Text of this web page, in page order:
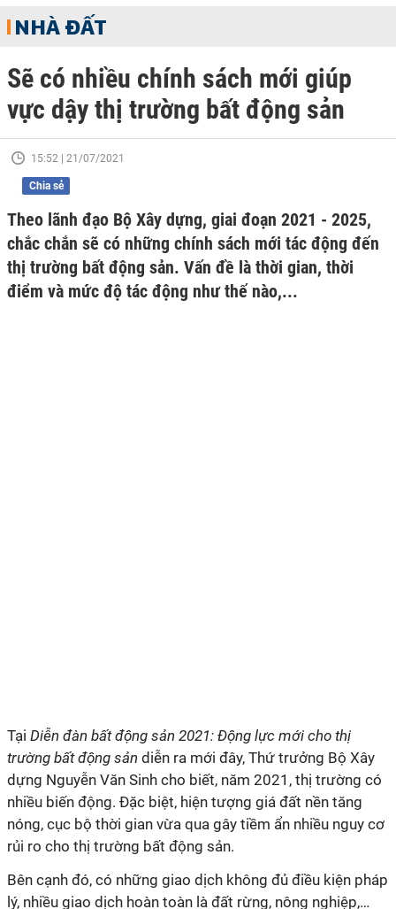
NHÀ ĐẤT
Sẽ có nhiều chính sách mới giúp
vực dậy thị trường bất động sản
15:52 | 21/07/2021
Chia sẻ
Theo lãnh đạo Bộ Xây dựng, giai đoạn 2021 - 2025,
chắc chắn sẽ có những chính sách mới tác động đến
thị trường bất động sản. Vấn đề là thời gian, thời
điểm và mức độ tác động như thế nào,...
Tại Diễn đàn bất động sản 2021: Động lực mới cho thị
trường bất động sản diễn ra mới đây, Thứ trưởng Bộ Xây
dựng Nguyễn Văn Sinh cho biết, năm 2021, thị trường có
nhiều biến động. Đặc biệt, hiện tượng giá đất nền tăng
nóng, cục bộ thời gian vừa qua gây tiềm ẩn nhiều nguy cơ
rủi ro cho thị trường bất động sản.
Bên cạnh đó, có những giao dịch không đủ điều kiện pháp
lý, nhiều giao dịch hoàn toàn là đất rừng, nông nghiệp,…